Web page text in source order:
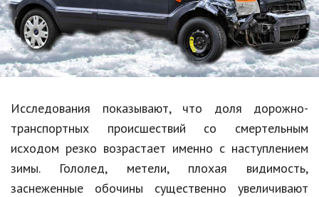
В мире
Культура
Авто, мото
Спорт
Знаменитости
Статьи
Исследования показывают, что доля дорожно-
транспортных происшествий со смертельным
исходом резко возрастает именно с наступлением
зимы. Гололед, метели, плохая видимость,
заснеженные обочины существенно увеличивают